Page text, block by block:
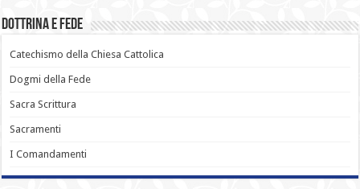
Dottrina e Fede
Catechismo della Chiesa Cattolica
Dogmi della Fede
Sacra Scrittura
Sacramenti
I Comandamenti